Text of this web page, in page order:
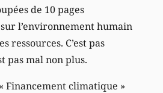
de 10 pages
l’environnement humain
ressources. C’est pas
pas mal non plus.
Financement climatique »